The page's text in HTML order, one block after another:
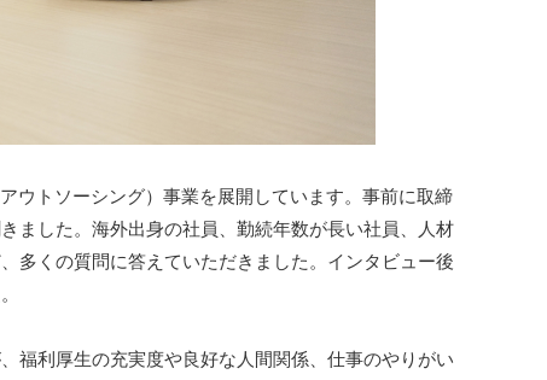
ウトソーシング）事業を展開しています。事前に取締
ました。海外出身の社員、勤続年数が長い社員、人材
多くの質問に答えていただきました。インタビュー後
福利厚生の充実度や良好な人間関係、仕事のやりがい